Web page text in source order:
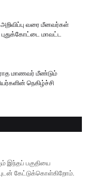
வரை மீனவர்கள்
மாவட்ட
மாணவர் மீண்டும்
நெகிழ்ச்சி
இந்தப் பகுதியை
கேட்டுக்கொள்கிறோம்.